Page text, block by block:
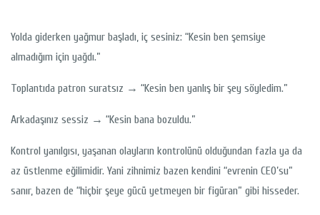
Yolda giderken yağmur başladı, iç sesiniz: “Kesin ben şemsiye
almadığım için yağdı.”
Toplantıda patron suratsız → “Kesin ben yanlış bir şey söyledim.”
Arkadaşınız sessiz → “Kesin bana bozuldu.”
Kontrol yanılgısı, yaşanan olayların kontrolünü olduğundan fazla ya da
az üstlenme eğilimidir. Yani zihnimiz bazen kendini “evrenin CEO’su”
sanır, bazen de “hiçbir şeye gücü yetmeyen bir figüran” gibi hisseder.